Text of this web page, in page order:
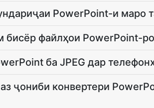
PowerPoint-и маро
файлҳои PowerPoint-
ба JPEG дар
ҷониби конвертери